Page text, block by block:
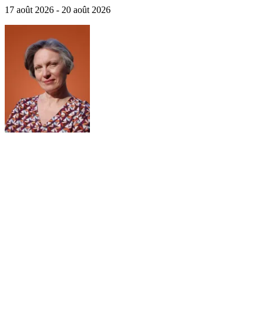
une montée au sommet du mont Rigi vous fera goûter à la douceur
de vivre suisse.
17 août 2026 - 20 août 2026